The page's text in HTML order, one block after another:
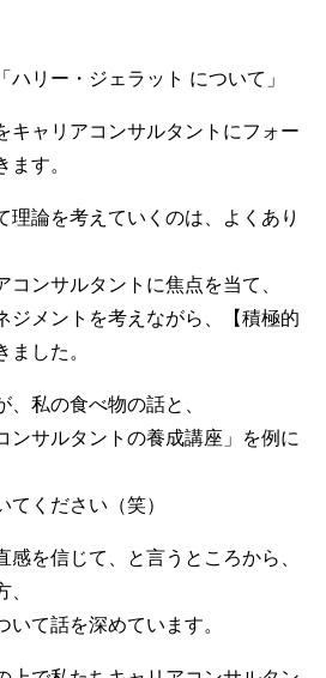
リー・ジェラット について」
キャリアコンサルタントにフォー
ます。
論を考えていくのは、よくあり
ンサルタントに焦点を当て、
メントを考えながら、【積極的
ました。
私の食べ物の話と、
サルタントの養成講座」を例に
ください（笑）
感を信じて、と言うところから、
、
て話を深めています。